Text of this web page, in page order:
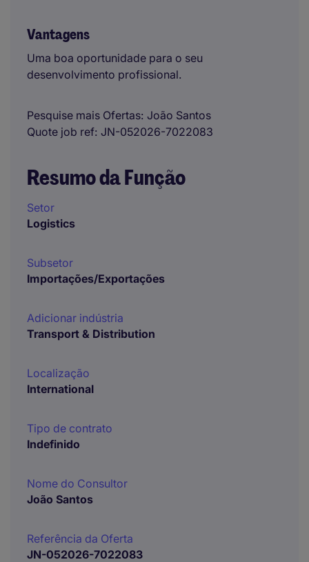
Vantagens
Uma boa oportunidade para o seu
desenvolvimento profissional.
Pesquise mais Ofertas João Santos
Quote job ref JN-052026-7022083
Resumo da Função
Setor
Logistics
Subsetor
Importações/Exportações
Adicionar indústria
Transport & Distribution
Localização
International
Tipo de contrato
Indefinido
Nome do Consultor
João Santos
Referência da Oferta
JN-052026-7022083